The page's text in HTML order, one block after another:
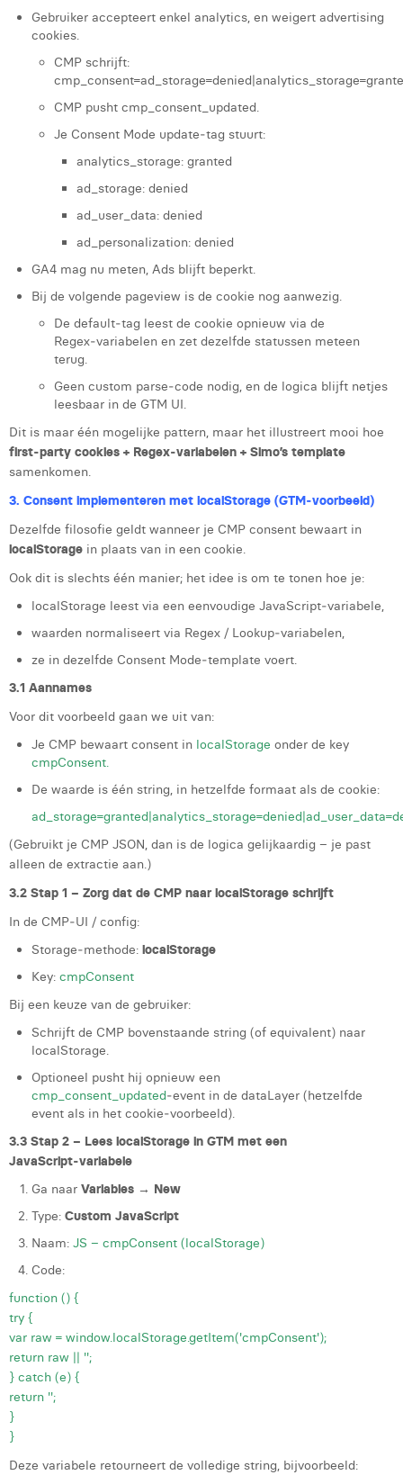
Gebruiker accepteert enkel analytics, en weigert advertising
cookies.
CMP schrijft:
CMP pusht cmp_consent_updated.
Je Consent Mode update‑tag stuurt:
analytics_storage: granted
ad_storage: denied
ad_user_data: denied
ad_personalization: denied
GA4 mag nu meten, Ads blijft beperkt.
Bij de volgende pageview is de cookie nog aanwezig.
De default‑tag leest de cookie opnieuw via de
Regex‑variabelen en zet dezelfde statussen meteen
terug.
Geen custom parse‑code nodig, en de logica blijft netjes
leesbaar in de GTM UI.
Dit is maar één mogelijke pattern, maar het illustreert mooi hoe
first‑party cookies + Regex‑variabelen + Simo’s template
samenkomen.
3. Consent implementeren met localStorage (GTM‑voorbeeld)
Dezelfde filosofie geldt wanneer je CMP consent bewaart in
localStorage in plaats van in een cookie.
Ook dit is slechts één manier; het idee is om te tonen hoe je:
localStorage leest via een eenvoudige JavaScript‑variabele,
waarden normaliseert via Regex / Lookup‑variabelen,
ze in dezelfde Consent Mode‑template voert.
3.1 Aannames
Voor dit voorbeeld gaan we uit van:
Je CMP bewaart consent in localStorage onder de key
cmpConsent.
De waarde is één string, in hetzelfde formaat als de cookie:
(Gebruikt je CMP JSON, dan is de logica gelijkaardig – je past
alleen de extractie aan.)
3.2 Stap 1 – Zorg dat de CMP naar localStorage schrijft
In de CMP‑UI / config:
Storage‑methode: localStorage
Key: cmpConsent
Bij een keuze van de gebruiker:
Schrijft de CMP bovenstaande string (of equivalent) naar
localStorage.
Optioneel pusht hij opnieuw een
cmp_consent_updated‑event in de dataLayer (hetzelfde
event als in het cookie‑voorbeeld).
3.3 Stap 2 – Lees localStorage in GTM met een
JavaScript‑variabele
Ga naar Variables → New
Type: Custom JavaScript
Naam: JS – cmpConsent (localStorage)
Code:
function () {
try {
var raw = window.localStorage.getItem('cmpConsent');
return raw || '';
} catch (e) {
return '';
}
}
Deze variabele retourneert de volledige string, bijvoorbeeld: